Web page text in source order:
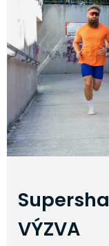
VÝZVA